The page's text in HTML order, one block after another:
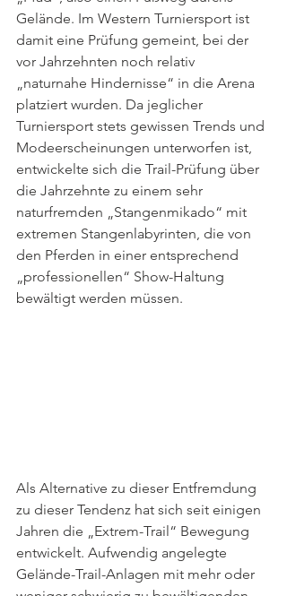
Gelände. Im Western Turniersport ist
damit eine Prüfung gemeint, bei der
vor Jahrzehnten noch relativ
„naturnahe Hindernisse“ in die Arena
platziert wurden. Da jeglicher
Turniersport stets gewissen Trends und
Modeerscheinungen unterworfen ist,
entwickelte sich die Trail-Prüfung über
die Jahrzehnte zu einem sehr
naturfremden „Stangenmikado“ mit
extremen Stangenlabyrinten, die von
den Pferden in einer entsprechend
„professionellen“ Show-Haltung
bewältigt werden müssen.
Als Alternative zu dieser Entfremdung
zu dieser Tendenz hat sich seit einigen
Jahren die „Extrem-Trail“ Bewegung
entwickelt. Aufwendig angelegte
Gelände-Trail-Anlagen mit mehr oder